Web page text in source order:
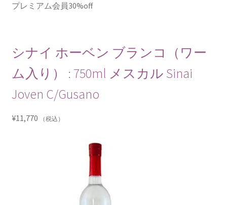
プレミアム会員30%off
シナイ ホーベン ブランコ（ワー
ム入り） : 750ml メスカル Sinai
Joven C/Gusano
¥11,770 （税込）